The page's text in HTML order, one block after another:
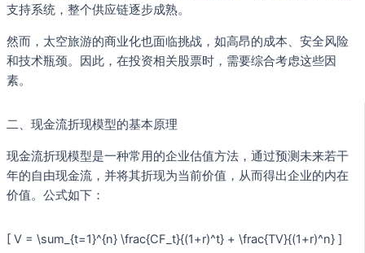
支持系统，整个供应链逐步成熟。
然而，太空旅游的商业化也面临挑战，如高昂的成本、安全风险
和技术瓶颈。因此，在投资相关股票时，需要综合考虑这些因
素。
二、现金流折现模型的基本原理
现金流折现模型是一种常用的企业估值方法，通过预测未来若干
年的自由现金流，并将其折现为当前价值，从而得出企业的内在
价值。公式如下：
[ V = \sum_{t=1}^{n} \frac{CF_t}{(1+r)^t} + \frac{TV}{(1+r)^n} ]